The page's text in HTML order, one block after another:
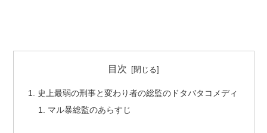
目次
史上最弱の刑事と変わり者の総監のドタバタコメディ
マル暴総監のあらすじ